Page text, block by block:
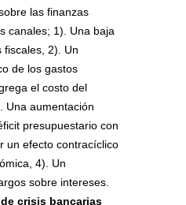
las finanzas
canales; 1). Una baja
fiscales, 2). Un
de los gastos
el costo del
Una aumentación
presupuestario con
un efecto contracíclico
4). Un
sobre intereses.
crisis bancarias